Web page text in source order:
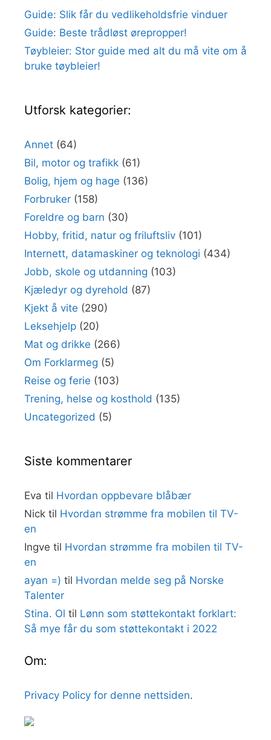
Guide: Slik får du vedlikeholdsfrie vinduer
Guide: Beste trådløst ørepropper!
Tøybleier: Stor guide med alt du må vite om å
bruke tøybleier!
Utforsk kategorier:
Annet (64)
Bil, motor og trafikk (61)
Bolig, hjem og hage (136)
Forbruker (158)
Foreldre og barn (30)
Hobby, fritid, natur og friluftsliv (101)
Internett, datamaskiner og teknologi (434)
Jobb, skole og utdanning (103)
Kjæledyr og dyrehold (87)
Kjekt å vite (290)
Leksehjelp (20)
Mat og drikke (266)
Om Forklarmeg (5)
Reise og ferie (103)
Trening, helse og kosthold (135)
Uncategorized (5)
Siste kommentarer
Eva til Hvordan oppbevare blåbær
Nick til Hvordan strømme fra mobilen til TV-
en
Ingve til Hvordan strømme fra mobilen til TV-
en
ayan =) til Hvordan melde seg på Norske
Talenter
Stina. Ol til Lønn som støttekontakt forklart:
Så mye får du som støttekontakt i 2022
Om:
Privacy Policy for denne nettsiden.